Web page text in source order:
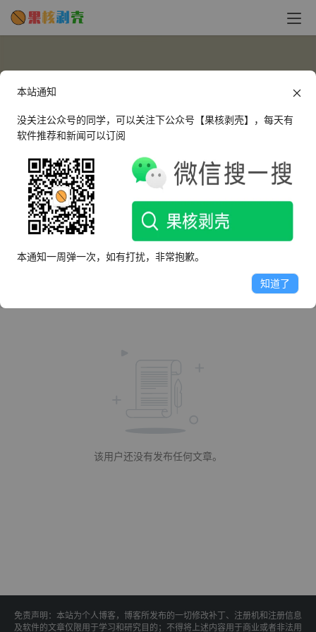
132319
这个人很懒，什么都没有留下～
该用户还没有发布任何文章。
免责声明：本站为个人博客，博客所发布的一切修改补丁、注册机和注册信息
及软件的文章仅限用于学习和研究目的；不得将上述内容用于商业或者非法用
本站通知
没关注公众号的同学，可以关注下公众号【果核剥壳】，每天有
软件推荐和新闻可以订阅
本通知一周弹一次，如有打扰，非常抱歉。
知道了